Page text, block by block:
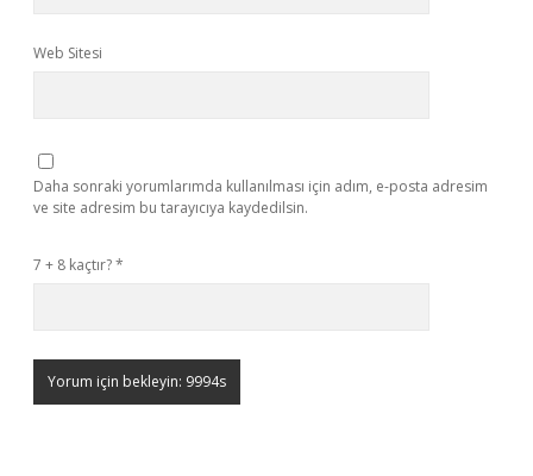
Web Sitesi
Daha sonraki yorumlarımda kullanılması için adım, e-posta adresim
ve site adresim bu tarayıcıya kaydedilsin.
7 + 8 kaçtır?*